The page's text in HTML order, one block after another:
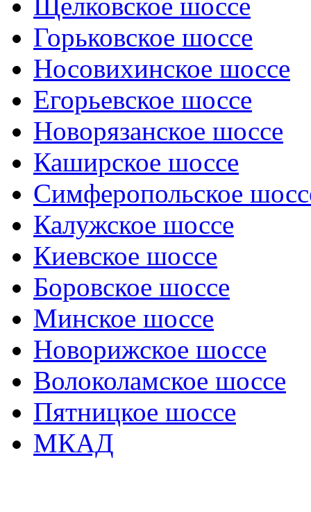
Щелковское шоссе
Горьковское шоссе
Носовихинское шоссе
Егорьевское шоссе
Новорязанское шоссе
Каширское шоссе
Симферопольское
Калужское шоссе
Киевское шоссе
Боровское шоссе
Минское шоссе
Новорижское шоссе
Волоколамское шоссе
Пятницкое шоссе
МКАД